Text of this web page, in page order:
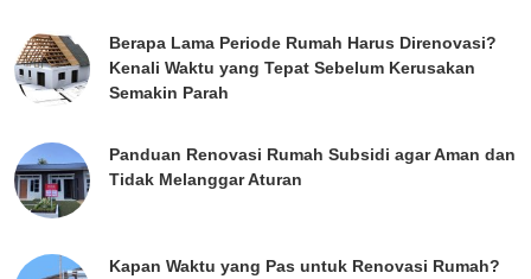
Berapa Lama Periode Rumah Harus Direnovasi?
Kenali Waktu yang Tepat Sebelum Kerusakan
Semakin Parah
Panduan Renovasi Rumah Subsidi agar Aman dan
Tidak Melanggar Aturan
Kapan Waktu yang Pas untuk Renovasi Rumah?